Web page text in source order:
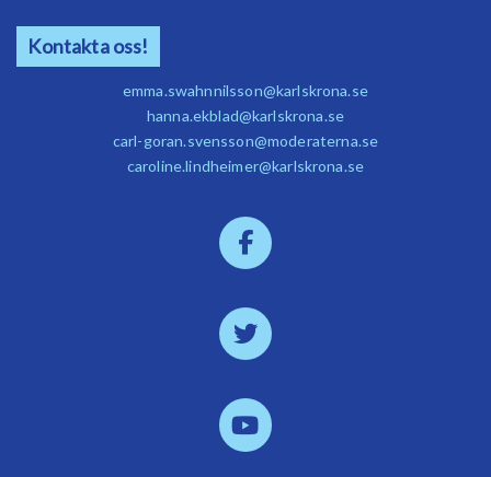
Kontakta oss!
emma.swahnnilsson@karlskrona.se
hanna.ekblad@karlskrona.se
carl-goran.svensson@moderaterna.se
caroline.lindheimer@karlskrona.se